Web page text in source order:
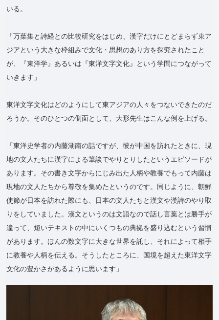
いる。
「万葉集と詩経との比較研究をはじめ、漢字だけにとどまらず東ア
ジアという大きな枠組みで文化・思想のあり方を探究されたこと
が、『東洋学』あるいは『東洋文字文化』という学問につながって
いきます」
東洋文字文化はどのようにして東アジアの人々をつないできたのだ
ろうか。そのひとつの側面として、大形先生はこんな例を上げる。
「東洋史学者の内藤湖南の話ですが、彼が中国を訪れたときに、現
地の文人たちに漢字による筆談でやりとりしたというエピソードが
あります。その書き文字からにじみ出た人柄や教養でもって内藤は
現地の文人たちから尊敬を集めたというのです。同じように、朝鮮
使節が日本を訪れた際にも、日本の文人たちと漢文や漢詩のやり取
りをしていました。漢文というのは文語なので話し言葉とは勝手が
違って、短いテキストの中にいくつもの典拠を盛り込むという習慣
があります。ほんの数文字に大きな世界を託し、それによって相手
に教養や人柄を伝える。そうしたところに、国境を超えた東洋文字
文化の豊かさがあるように思います」